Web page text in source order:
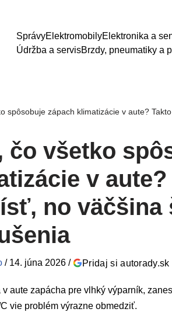
SprávyElektromobilyElektronika a
Údržba a servisBrzdy, pneumatiky a
spôsobuje zápach klimatizácie v aute?
čo všetko
v
no väčšina
/ 14. júna 2026 / Pridaj si
v aute zapácha pre vlhký výparník,
vie problém výrazne obmedziť.